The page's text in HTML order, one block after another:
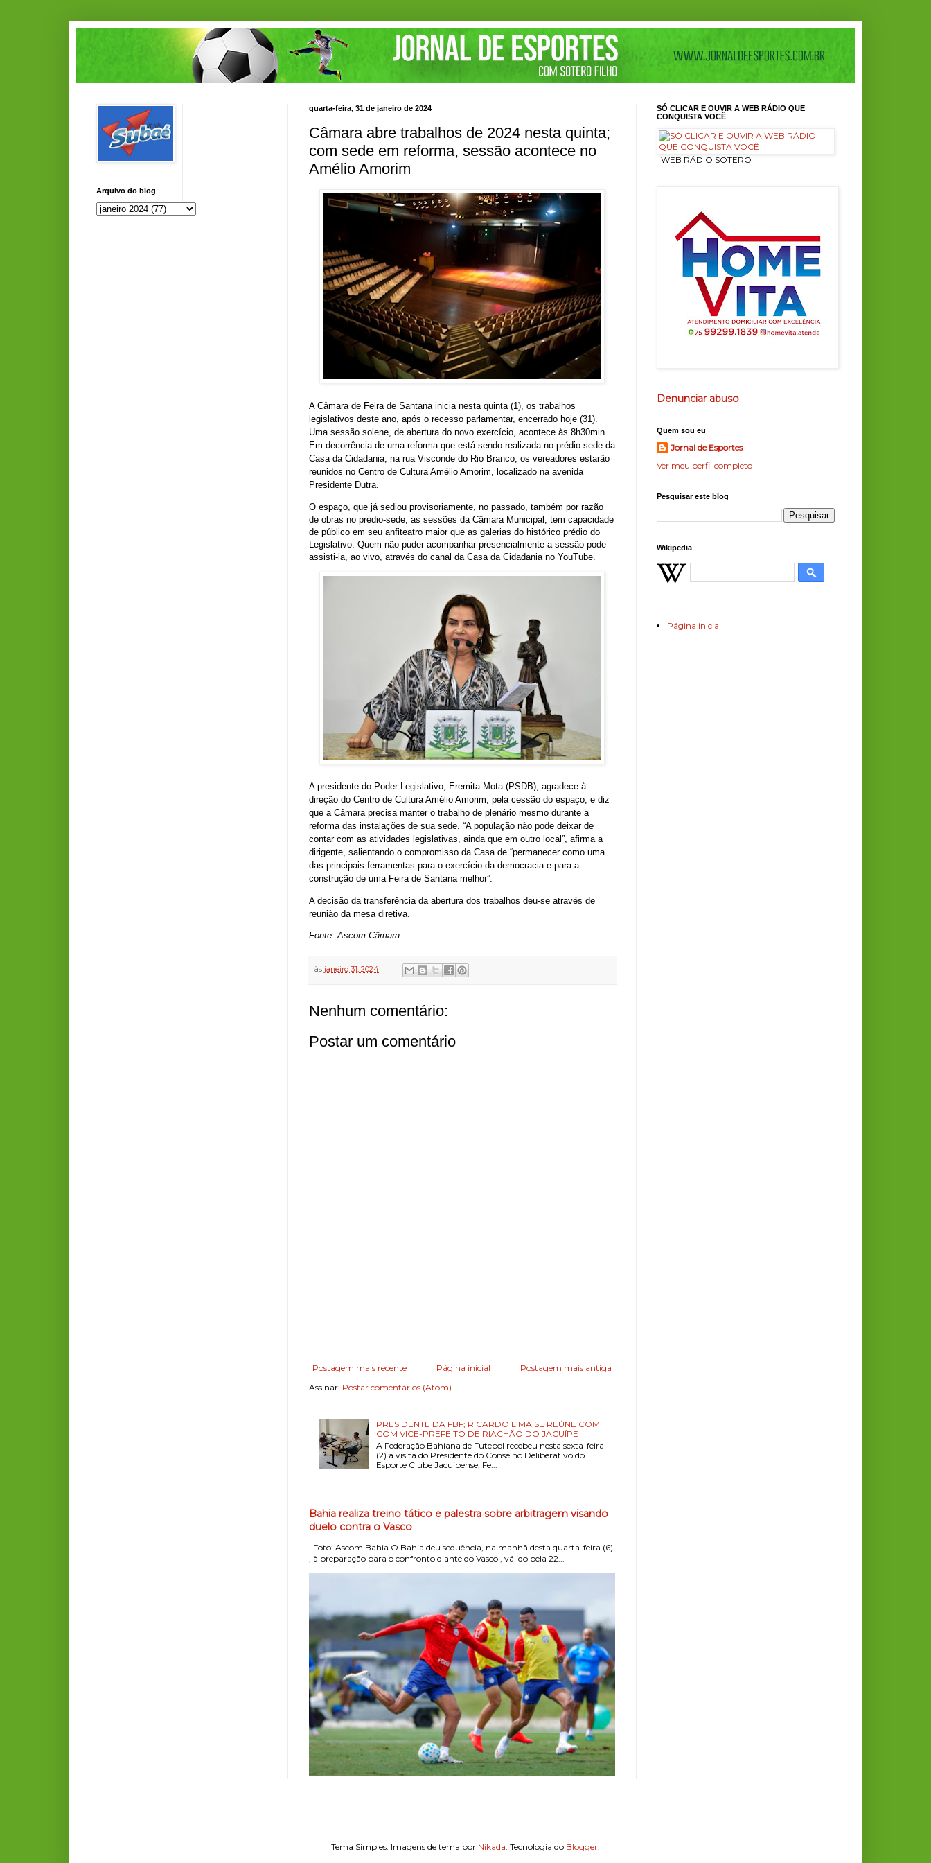
quarta-feira, 31 de janeiro de 2024
Câmara abre trabalhos de 2024 nesta quinta;
com sede em reforma, sessão acontece no
Amélio Amorim
A Câmara de Feira de Santana inicia nesta quinta (1), os trabalhos
legislativos deste ano, após o recesso parlamentar, encerrado hoje (31).
Uma sessão solene, de abertura do novo exercício, acontece às 8h30min.
Em decorrência de uma reforma que está sendo realizada no prédio-sede da
Casa da Cidadania, na rua Visconde do Rio Branco, os vereadores estarão
reunidos no Centro de Cultura Amélio Amorim, localizado na avenida
Presidente Dutra.
O espaço, que já sediou provisoriamente, no passado, também por razão
de obras no prédio-sede, as sessões da Câmara Municipal, tem capacidade
de público em seu anfiteatro maior que as galerias do histórico prédio do
Legislativo. Quem não puder acompanhar presencialmente a sessão pode
assisti-la, ao vivo, através do canal da Casa da Cidadania no YouTube.
A presidente do Poder Legislativo, Eremita Mota (PSDB), agradece à
direção do Centro de Cultura Amélio Amorim, pela cessão do espaço, e diz
que a Câmara precisa manter o trabalho de plenário mesmo durante a
reforma das instalações de sua sede. “A população não pode deixar de
contar com as atividades legislativas, ainda que em outro local”, afirma a
dirigente, salientando o compromisso da Casa de “permanecer como uma
das principais ferramentas para o exercício da democracia e para a
construção de uma Feira de Santana melhor”.
A decisão da transferência da abertura dos trabalhos deu-se através de
reunião da mesa diretiva.
Fonte: Ascom Câmara
às janeiro 31, 2024
Nenhum comentário:
Postar um comentário
Postagem mais recente Postagem mais antiga
Página inicial
Assinar: Postar comentários (Atom)
PRESIDENTE DA FBF; RICARDO LIMA SE REÚNE COM
COM VICE-PREFEITO DE RIACHÃO DO JACUÍPE
A Federação Bahiana de Futebol recebeu nesta sexta-feira
(2) a visita do Presidente do Conselho Deliberativo do
Esporte Clube Jacuipense, Fe...
Bahia realiza treino tático e palestra sobre arbitragem visando
duelo contra o Vasco
Foto: Ascom Bahia O Bahia deu sequência, na manhã desta quarta-feira (6)
, à preparação para o confronto diante do Vasco , válido pela 22...
Arquivo do blog
SÓ CLICAR E OUVIR A WEB RÁDIO QUE
CONQUISTA VOCÊ
ㅤ WEB RÁDIO SOTERO
Denunciar abuso
Quem sou eu
Jornal de Esportes
Ver meu perfil completo
Pesquisar este blog
Wikipedia
Página inicial
Tema Simples. Imagens de tema por Nikada . Tecnologia do Blogger